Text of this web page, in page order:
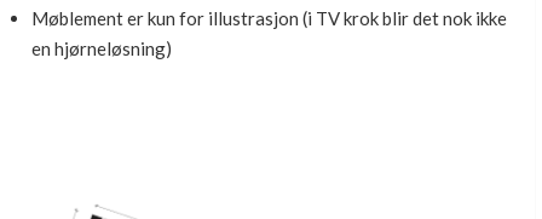
Møblement er kun for illustrasjon (i TV krok blir det nok ikke
en hjørneløsning)